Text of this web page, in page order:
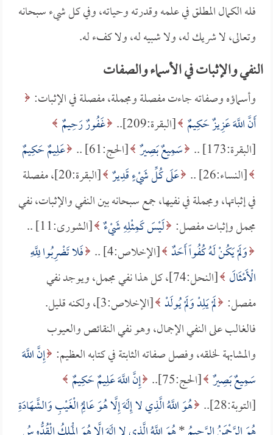
فله الكمال المطلق في علمه وقدرته وحياته، وفي كل شيء سبحانه
وتعالى، لا شريك له، ولا شبيه له، ولا كفء له.
النفي والإثبات في الأسماء والصفات
وأسماؤه وصفاته جاءت مفصلة ومجملة، مفصلة في الإثبات:
أَنَّ اللَّهَ عَزِيزٌ حَكِيمٌ [البقرة:209]..
غَفُورٌ رَحِيمٌ
[البقرة:173] ..
سَمِيعٌ بَصِيرٌ [الحج:61] ..
عَلِيمٌ حَكِيمٌ
[النساء:26] ..
عَلَى كُلِّ شَيْءٍ قَدِيرٌ
[البقرة:20]، مفصلة
في إثباتها، ومجملة في نفيها، جمع سبحانه بين النفي والإثبات، نفي
مجمل وإثبات مفصل: لَيْسَ كَمِثْلِهِ شَيْءٌ [الشورى:11] ..
وَلَمْ يَكُنْ لَهُ كُفُواً أَحَدٌ [الإخلاص:4] ..
فَلا تَضْرِبُوا لِلَّهِ
الْأَمْثَالَ
[النحل:74]، كل هذا نفي مجمل، ويوجد نفي
مفصل: لَمْ يَلِدْ وَلَمْ يُولَدْ [الإخلاص:3]، ولكنه قليل.
فالغالب على النفي الإجمال، وهو نفي النقائص والعيوب
والمشابهة لخلقه، وفصل صفاته الثابتة في كتابه العظيم: إِنَّ اللَّهَ
سَمِيعٌ بَصِيرٌ [الحج:75]..
إِنَّ اللَّهَ عَلِيمٌ حَكِيمٌ
[التوبة:28]..
هُوَ اللَّهُ الَّذِي لا إِلَهَ إِلَّا هُوَ عَالِمُ الْغَيْبِ وَالشَّهَادَةِ